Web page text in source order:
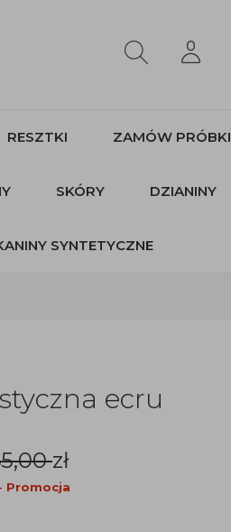
RESZTKI ZAMÓW PRÓBKI
SKÓRY DZIANINY
SYNTETYCZNE
ecru
zł
Promocja